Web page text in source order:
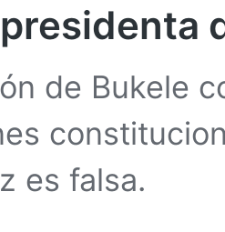
de Bukele
es falsa.